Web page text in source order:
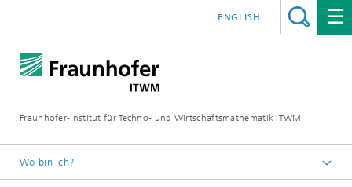
Fraunhofer-Institut für Techno- und Wirtschaftsmathematik ITWM
ENGLISH
Wo bin ich?